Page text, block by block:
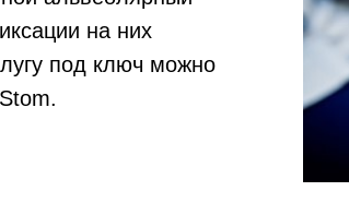
на них
под ключ можно